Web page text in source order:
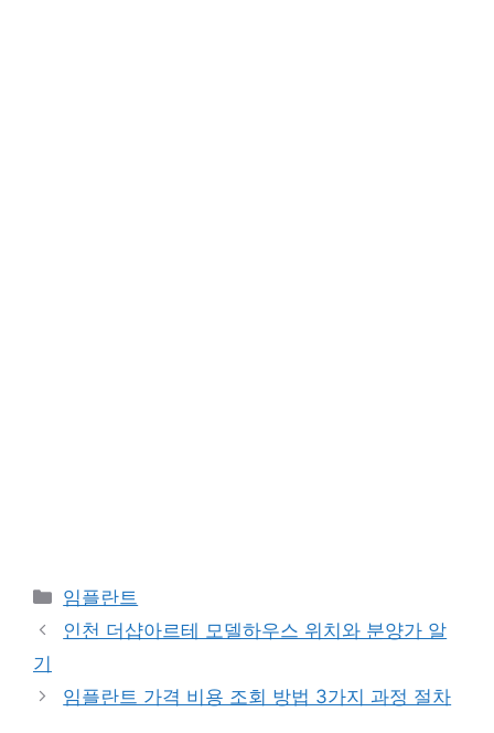
카
테
임플란트
인천 더샵아르테 모델하우스 위치와 분양가 알
기
임플란트 가격 비용 조회 방법 3가지 과정 절차